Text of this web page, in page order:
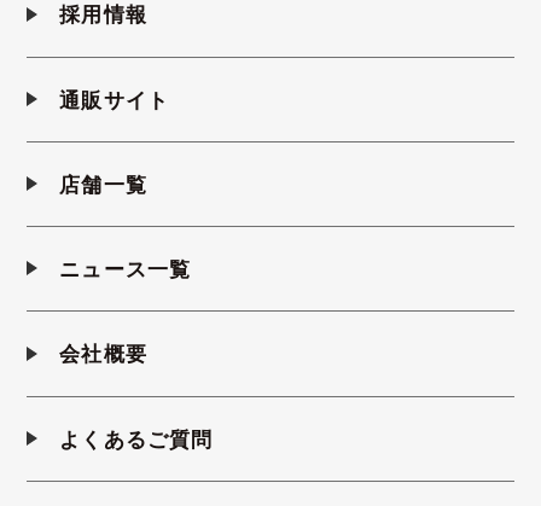
採用情報
通販サイト
店舗一覧
ニュース一覧
会社概要
よくあるご質問